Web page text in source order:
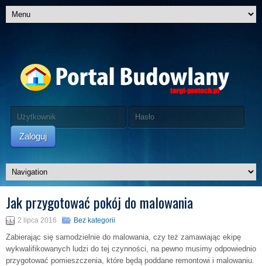
Zaloguj
Jak przygotować pokój do malowania
2 lipca 2016 Bez kategorii
Zabierając się samodzielnie do malowania, czy też zamawiając ekipę
wykwalifikowanych ludzi do tej czynności, na pewno musimy odpowiednio
przygotować pomieszczenia, które będą poddane remontowi i malowaniu.